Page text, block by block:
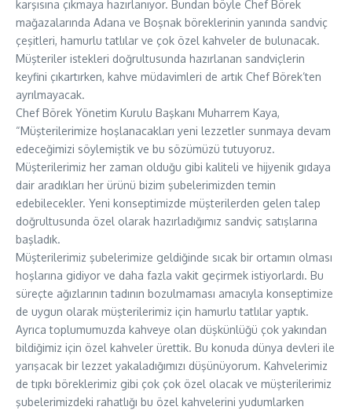
karşısına çıkmaya hazırlanıyor. Bundan böyle Chef Börek
mağazalarında Adana ve Boşnak böreklerinin yanında sandviç
çeşitleri, hamurlu tatlılar ve çok özel kahveler de bulunacak.
Müşteriler istekleri doğrultusunda hazırlanan sandviçlerin
keyfini çıkartırken, kahve müdavimleri de artık Chef Börek’ten
ayrılmayacak.
Chef Börek Yönetim Kurulu Başkanı Muharrem Kaya,
“Müşterilerimize hoşlanacakları yeni lezzetler sunmaya devam
edeceğimizi söylemiştik ve bu sözümüzü tutuyoruz.
Müşterilerimiz her zaman olduğu gibi kaliteli ve hijyenik gıdaya
dair aradıkları her ürünü bizim şubelerimizden temin
edebilecekler. Yeni konseptimizde müşterilerden gelen talep
doğrultusunda özel olarak hazırladığımız sandviç satışlarına
başladık.
Müşterilerimiz şubelerimize geldiğinde sıcak bir ortamın olması
hoşlarına gidiyor ve daha fazla vakit geçirmek istiyorlardı. Bu
süreçte ağızlarının tadının bozulmaması amacıyla konseptimize
de uygun olarak müşterilerimiz için hamurlu tatlılar yaptık.
Ayrıca toplumumuzda kahveye olan düşkünlüğü çok yakından
bildiğimiz için özel kahveler ürettik. Bu konuda dünya devleri ile
yarışacak bir lezzet yakaladığımızı düşünüyorum. Kahvelerimiz
de tıpkı böreklerimiz gibi çok çok özel olacak ve müşterilerimiz
şubelerimizdeki rahatlığı bu özel kahvelerini yudumlarken